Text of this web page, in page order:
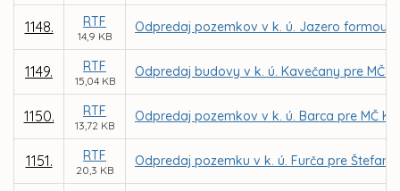
1148. RTF
14,9 KB
Odpredaj pozemkov v k. ú. Jazero formou
1149. RTF
15,04 KB
Odpredaj budovy v k. ú. Kavečany pre MČ
1150. RTF
13,72 KB
Odpredaj pozemkov v k. ú. Barca pre MČ
1151. RTF
20,3 KB
Odpredaj pozemku v k. ú. Furča pre